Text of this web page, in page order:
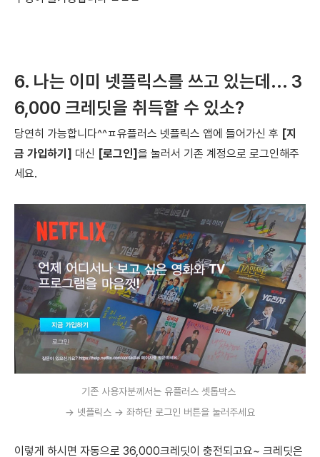
6. 나는 이미 넷플릭스를 쓰고 있는데... 3
6,000 크레딧을 취득할 수 있소?
당연히 가능합니다^^ㅍ유플러스 넷플릭스 앱에 들어가신 후 [지
금 가입하기] 대신 [로그인]을 눌러서 기존 계정으로 로그인해주
세요.
기존 사용자분께서는 유플러스 셋톱박스
→ 넷플릭스 → 좌하단 로그인 버튼을 눌러주세요
이렇게 하시면 자동으로 36,000크레딧이 충전되고요~ 크레딧은